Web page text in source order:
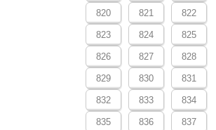
820 821 822
823 824 825
826 827 828
829 830 831
832 833 834
835 836 837